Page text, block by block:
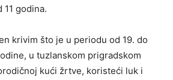
11 godina.
krivim što je u periodu od 19. do
u tuzlanskom prigradskom
kući žrtve, koristeći luk i